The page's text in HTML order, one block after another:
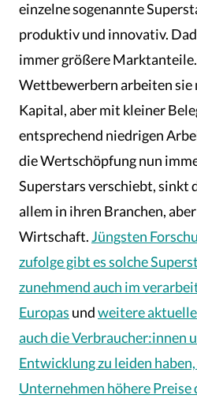
einzelne sogenannte
produktiv und innovativ.
immer größere
Wettbewerbern arbeiten sie
Kapital, aber mit kleiner
entsprechend niedrigen
die Wertschöpfung nun
Superstars verschiebt, sinkt
allem in ihren Branchen,
Wirtschaft.Jüngsten
zufolge gibt es solche
zunehmend auch im
Europas undweitere aktuelle
auch die Verbraucher:innen
Entwicklung zu leiden
Unternehmen höhere Preise